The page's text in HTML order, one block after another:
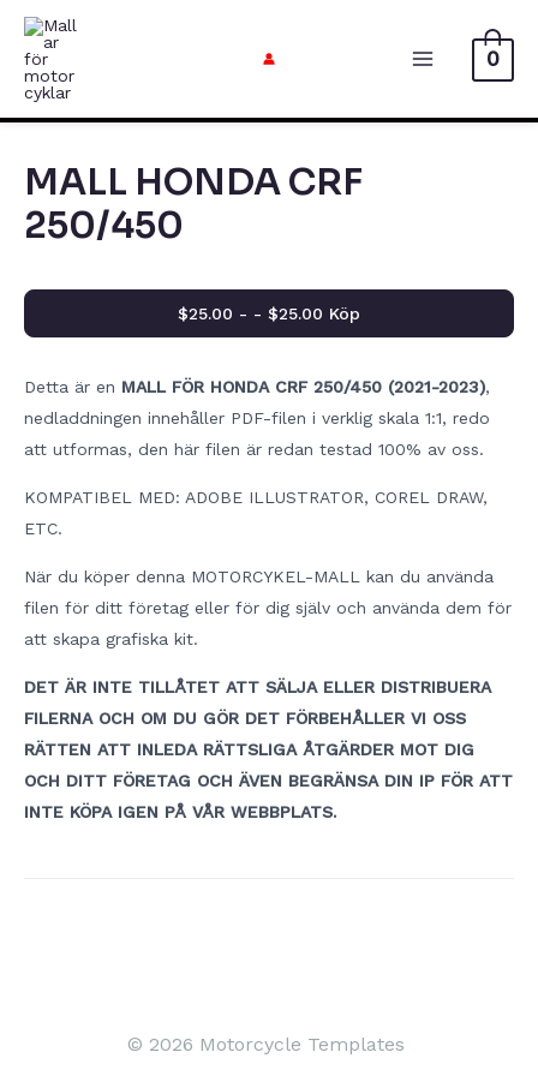
Hoppa
innehåll
0
MALL HONDA CRF
250/450
Detta är en MALL FÖR HONDA CRF 250/450 (2021-2023),
nedladdningen innehåller PDF-filen i verklig skala 1:1, redo
att utformas, den här filen är redan testad 100% av oss.
KOMPATIBEL MED: ADOBE ILLUSTRATOR, COREL DRAW,
ETC.
När du köper denna MOTORCYKEL-MALL kan du använda
filen för ditt företag eller för dig själv och använda dem för
att skapa grafiska kit.
DET ÄR INTE TILLÅTET ATT SÄLJA ELLER DISTRIBUERA
FILERNA OCH OM DU GÖR DET FÖRBEHÅLLER VI OSS
RÄTTEN ATT INLEDA RÄTTSLIGA ÅTGÄRDER MOT DIG
OCH DITT FÖRETAG OCH ÄVEN BEGRÄNSA DIN IP FÖR ATT
INTE KÖPA IGEN PÅ VÅR WEBBPLATS.
$25.00 - - $25.00 Köp
© 2026 Motorcycle Templates